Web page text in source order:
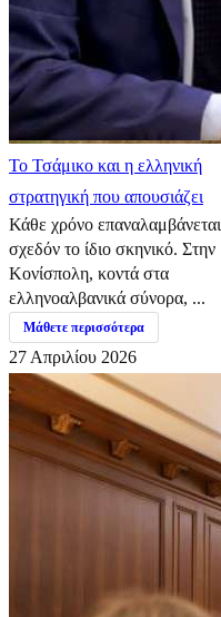
​Το Τσάμικο και η ελληνική
στρατηγική που απουσιάζει
Κάθε χρόνο επαναλαμβάνεται
σχεδόν το ίδιο σκηνικό. Στην
Κονίσπολη, κοντά στα
ελληνοαλβανικά σύνορα, ...
Μάθετε περισσότερα
27 Απριλίου 2026